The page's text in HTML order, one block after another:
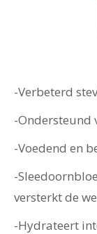
-Verbeterd
-Ondersteund
-Voedend en
-
versterkt de
-Hydrateert